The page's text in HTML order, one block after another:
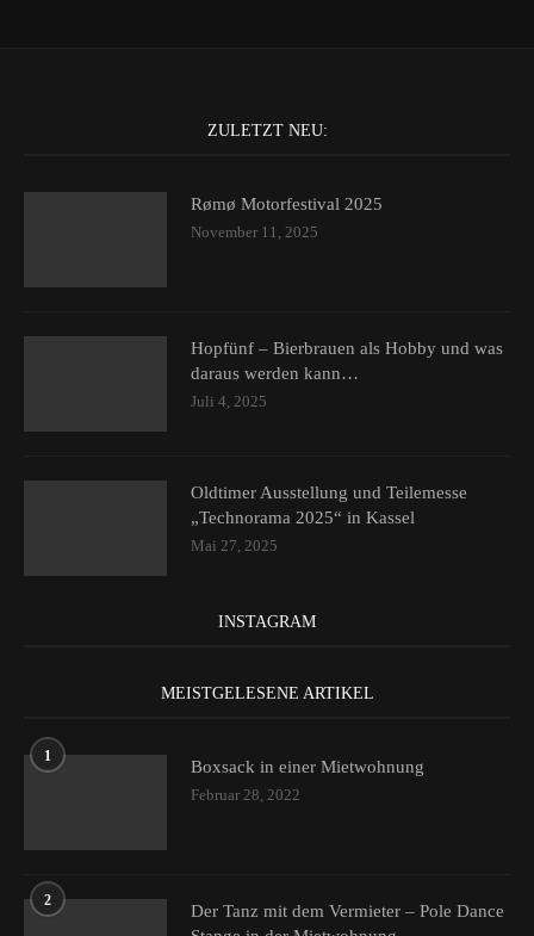
ZULETZT NEU:
Rømø Motorfestival 2025
November 11, 2025
Hopfünf – Bierbrauen als Hobby und was
daraus werden kann…
Juli 4, 2025
Oldtimer Ausstellung und Teilemesse
„Technorama 2025“ in Kassel
Mai 27, 2025
INSTAGRAM
MEISTGELESENE ARTIKEL
1
Boxsack in einer Mietwohnung
Februar 28, 2022
2
Der Tanz mit dem Vermieter – Pole Dance